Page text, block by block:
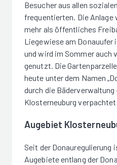
Besucher aus allen
frequentierten. Die
mehr als öffentliches
Liegewiese am
und wird im Sommer auch
genutzt. Die
heute unter dem Namen
durch die
Klosterneuburg verpachtet.
Augebiet
Seit der Donauregulierung
Augebiete entlang der